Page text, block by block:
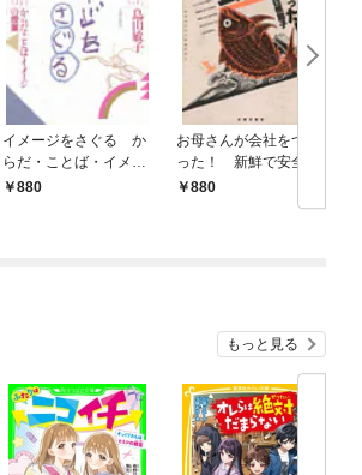
イメージをさぐる か
らだ・ことば・イメー
ジの授業
880
お母さんが会社をつく
った！ 新鮮で安全な
海の幸、届けます
880
もっと見る